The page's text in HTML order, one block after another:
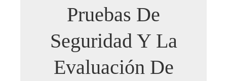
Pruebas De
Seguridad Y La
Evaluación De